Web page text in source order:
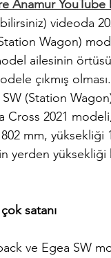
Anamur YouTube
videoda
Wagon)
ailesinin
çıkmış
(Station
Cross 2021
mm,
yerden
satanı
ve Egea SW